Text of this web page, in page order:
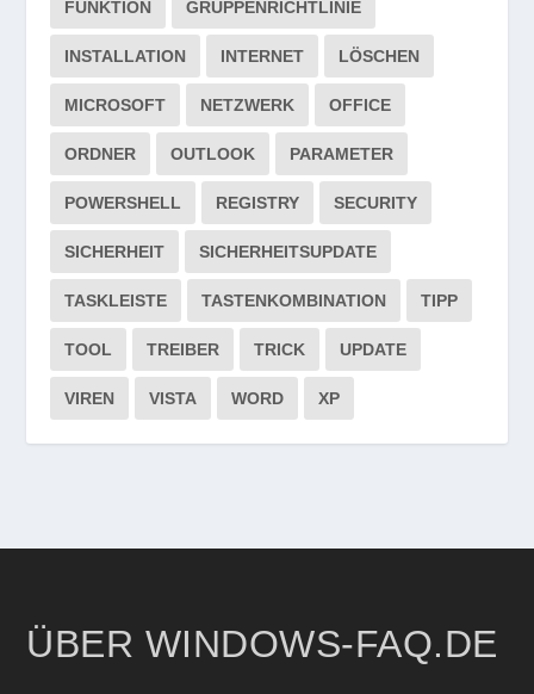
FUNKTION GRUPPENRICHTLINIE
INSTALLATION INTERNET LÖSCHEN
MICROSOFT NETZWERK OFFICE
ORDNER OUTLOOK PARAMETER
POWERSHELL REGISTRY SECURITY
SICHERHEIT SICHERHEITSUPDATE
TASKLEISTE TASTENKOMBINATION TIPP
TOOL TREIBER TRICK UPDATE
VIREN VISTA WORD XP
ÜBER WINDOWS-FAQ.DE